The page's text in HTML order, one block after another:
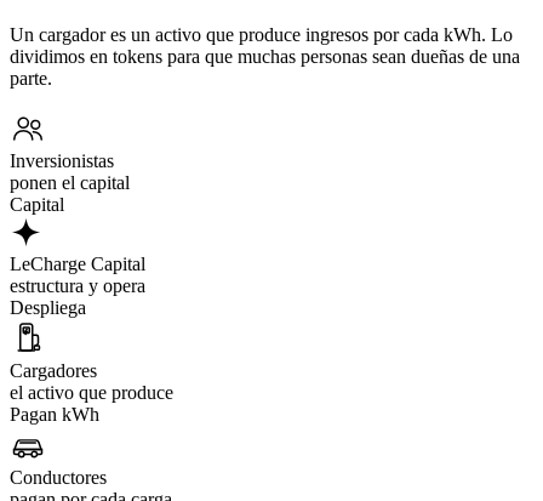
Un cargador es un activo que produce ingresos por cada kWh. Lo
dividimos en tokens para que muchas personas sean dueñas de una
parte.
Inversionistas
ponen el capital
Capital
LeCharge Capital
estructura y opera
Despliega
Cargadores
el activo que produce
Pagan kWh
Conductores